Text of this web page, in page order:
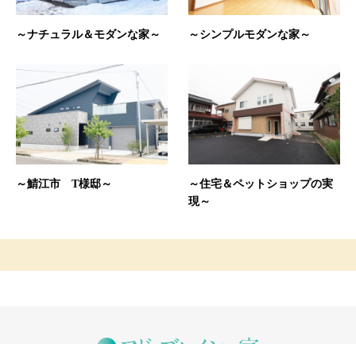
～ナチュラル＆モダンな家～ ～シンプルモダンな家～
～鯖江市 T様邸～
～住宅＆ペットショップの実
現～